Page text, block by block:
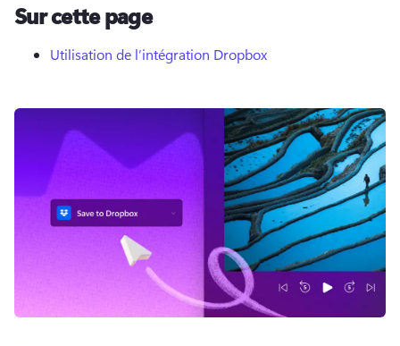
Essayez gratuitement
Sur cette page
Utilisation de l’intégration Dropbox